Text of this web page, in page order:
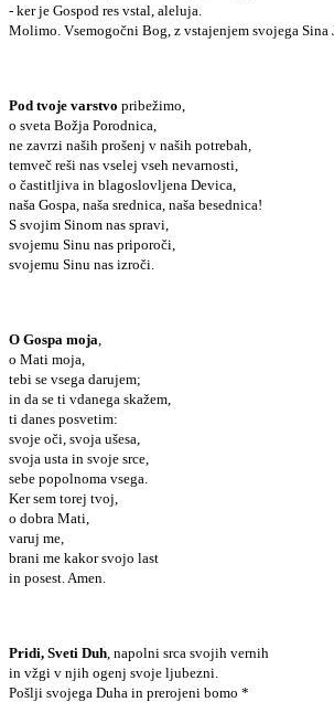
- ker je Gospod res vstal, aleluja.
Molimo. Vsemogočni Bog, z vstajenjem svojega Sina
Pod tvoje varstvo pribežimo,
o sveta Božja Porodnica,
ne zavrzi naših prošenj v naših potrebah,
temveč reši nas vselej vseh nevarnosti,
o častitljiva in blagoslovljena Devica,
naša Gospa, naša srednica, naša besednica!
S svojim Sinom nas spravi,
svojemu Sinu nas priporoči,
svojemu Sinu nas izroči.
O Gospa moja
o Mati moja,
tebi se vsega darujem;
in da se ti vdanega skažem,
ti danes posvetim:
svoje oči, svoja ušesa,
svoja usta in svoje srce,
sebe popolnoma vsega.
Ker sem torej tvoj,
o dobra Mati,
varuj me,
brani me kakor svojo last
in posest. Amen.
Pridi, Sveti Duh , napolni srca svojih vernih
in vžgi v njih ogenj svoje ljubezni.
Pošlji svojega Duha in prerojeni bomo *